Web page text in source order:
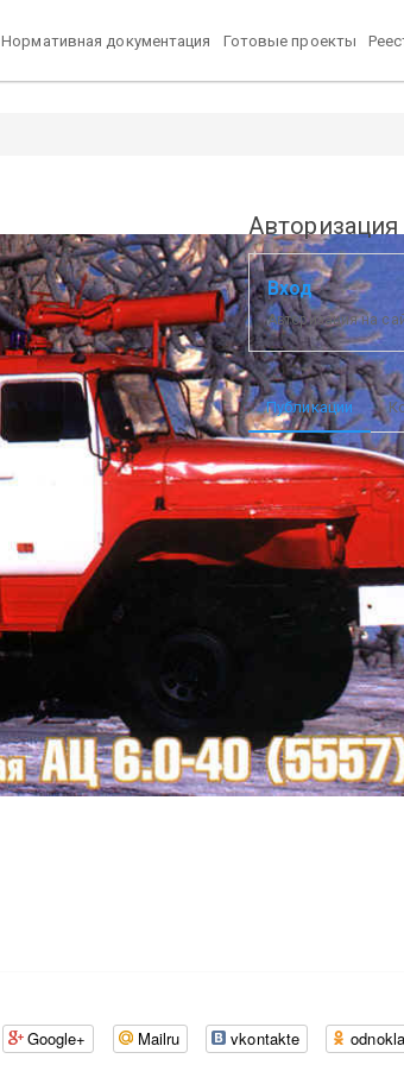
Нормативная документация Готовые проекты
Авторизация
Вход
Авторизация на
Публикации
Google+ Mailru vkontakte